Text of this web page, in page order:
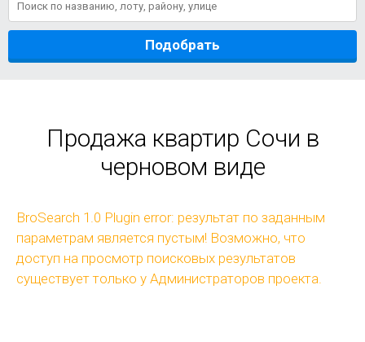
Подобрать
Продажа квартир Сочи в
черновом виде
BroSearch 1.0 Plugin error: результат по заданным
параметрам является пустым! Возможно, что
доступ на просмотр поисковых результатов
существует только у Администраторов проекта.